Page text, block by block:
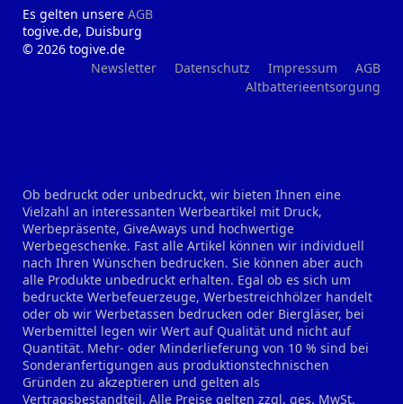
Es gelten unsere AGB
togive.de, Duisburg
© 2026 togive.de
Newsletter
Datenschutz Impressum
AGB
Altbatterieentsorgung
Ob bedruckt oder unbedruckt, wir bieten Ihnen eine
Vielzahl an interessanten Werbeartikel mit Druck,
Werbepräsente, GiveAways und hochwertige
Werbegeschenke. Fast alle Artikel können wir individuell
nach Ihren Wünschen bedrucken. Sie können aber auch
alle Produkte unbedruckt erhalten. Egal ob es sich um
bedruckte Werbefeuerzeuge, Werbestreichhölzer handelt
oder ob wir Werbetassen bedrucken oder Biergläser, bei
Werbemittel legen wir Wert auf Qualität und nicht auf
Quantität. Mehr- oder Minderlieferung von 10 % sind bei
Sonderanfertigungen aus produktionstechnischen
Gründen zu akzeptieren und gelten als
Vertragsbestandteil. Alle Preise gelten zzgl. ges. MwSt.